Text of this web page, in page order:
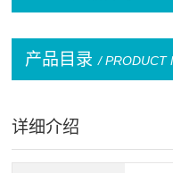
产品目录 / PRODUCT
详细介绍